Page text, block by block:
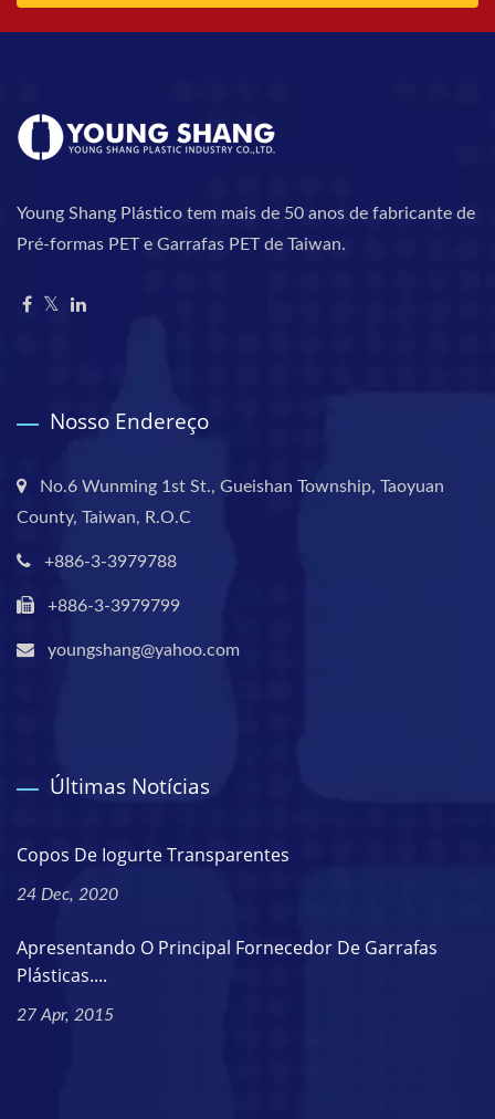
Young Shang Plástico tem mais de 50 anos de fabricante de
Pré-formas PET e Garrafas PET de Taiwan.
Nosso Endereço
No.6 Wunming 1st St., Gueishan Township, Taoyuan
County, Taiwan, R.O.C
+886-3-3979788
+886-3-3979799
youngshang@yahoo.com
Últimas Notícias
Copos De Iogurte Transparentes
24 Dec, 2020
Apresentando O Principal Fornecedor De Garrafas
Plásticas....
27 Apr, 2015